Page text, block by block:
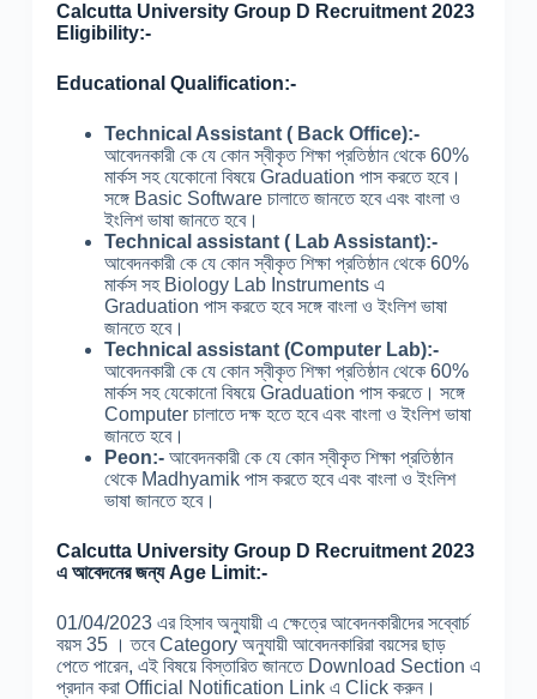
Calcutta University Group D Recruitment 2023
Eligibility:-
Educational Qualification:-
Technical Assistant ( Back Office):-
আবেদনকারী কে যে কোন স্বীকৃত শিক্ষা প্রতিষ্ঠান থেকে 60%
মার্কস সহ যেকোনো বিষয়ে Graduation পাস করতে হবে।
সঙ্গে Basic Software চালাতে জানতে হবে এবং বাংলা ও
ইংলিশ ভাষা জানতে হবে।
Technical assistant ( Lab Assistant):-
আবেদনকারী কে যে কোন স্বীকৃত শিক্ষা প্রতিষ্ঠান থেকে 60%
মার্কস সহ Biology Lab Instruments এ
Graduation পাস করতে হবে সঙ্গে বাংলা ও ইংলিশ ভাষা
জানতে হবে।
Technical assistant (Computer Lab):-
আবেদনকারী কে যে কোন স্বীকৃত শিক্ষা প্রতিষ্ঠান থেকে 60%
মার্কস সহ যেকোনো বিষয়ে Graduation পাস করতে। সঙ্গে
Computer চালাতে দক্ষ হতে হবে এবং বাংলা ও ইংলিশ ভাষা
জানতে হবে।
Peon:- আবেদনকারী কে যে কোন স্বীকৃত শিক্ষা প্রতিষ্ঠান
থেকে Madhyamik পাস করতে হবে এবং বাংলা ও ইংলিশ
ভাষা জানতে হবে।
Calcutta University Group D Recruitment 2023
এ আবেদনের জন্য Age Limit:-
01/04/2023 এর হিসাব অনুযায়ী এ ক্ষেত্রে আবেদনকারীদের সব্বোর্চ
বয়স 35 । তবে Category অনুযায়ী আবেদনকারিরা বয়সের ছাড়
পেতে পারেন, এই বিষয়ে বিস্তারিত জানতে Download Section এ
প্রদান করা Official Notification Link এ Click করুন।